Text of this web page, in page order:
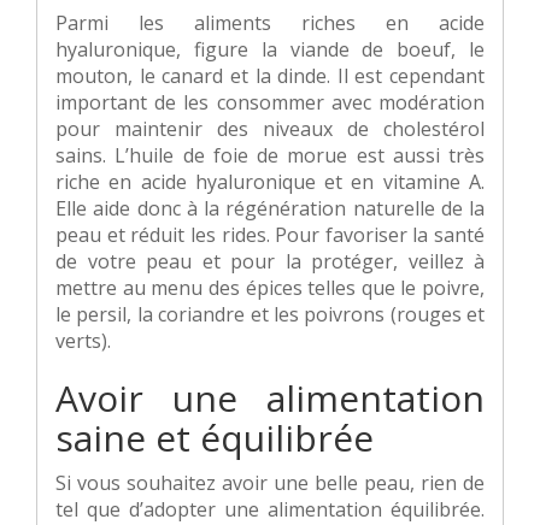
Parmi les aliments riches en acide
hyaluronique, figure la viande de boeuf, le
mouton, le canard et la dinde. Il est cependant
important de les consommer avec modération
pour maintenir des niveaux de cholestérol
sains. L’huile de foie de morue est aussi très
riche en acide hyaluronique et en vitamine A.
Elle aide donc à la régénération naturelle de la
peau et réduit les rides. Pour favoriser la santé
de votre peau et pour la protéger, veillez à
mettre au menu des épices telles que le poivre,
le persil, la coriandre et les poivrons (rouges et
verts).
Avoir une alimentation
saine et équilibrée
Si vous souhaitez avoir une belle peau, rien de
tel que d’adopter une alimentation équilibrée.